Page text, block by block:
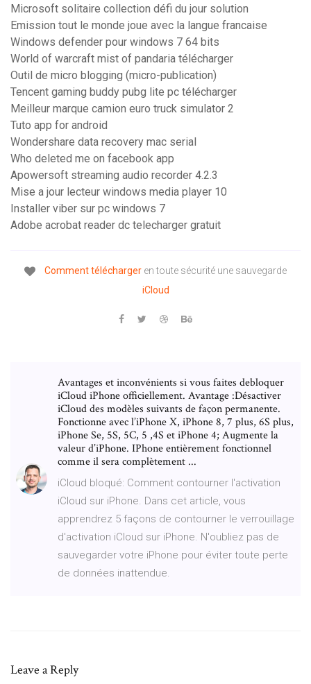
Microsoft solitaire collection défi du jour solution
Emission tout le monde joue avec la langue francaise
Windows defender pour windows 7 64 bits
World of warcraft mist of pandaria télécharger
Outil de micro blogging (micro-publication)
Tencent gaming buddy pubg lite pc télécharger
Meilleur marque camion euro truck simulator 2
Tuto app for android
Wondershare data recovery mac serial
Who deleted me on facebook app
Apowersoft streaming audio recorder 4.2.3
Mise a jour lecteur windows media player 10
Installer viber sur pc windows 7
Adobe acrobat reader dc telecharger gratuit
Commenttélécharger en toute sécurité une sauvegarde
iCloud
Avantages et inconvénients si vous faites debloquer
iCloud iPhone officiellement. Avantage :Désactiver
iCloud des modèles suivants de façon permanente.
Fonctionne avec l’iPhone X, iPhone 8, 7 plus, 6S plus,
iPhone Se, 5S, 5C, 5 ,4S et iPhone 4; Augmente la
valeur d’iPhone. IPhone entièrement fonctionnel
comme il sera complètement ...
iCloud bloqué: Comment contourner l'activation
iCloud sur iPhone. Dans cet article, vous
apprendrez 5 façons de contourner le verrouillage
d'activation iCloud sur iPhone. N'oubliez pas de
sauvegarder votre iPhone pour éviter toute perte
de données inattendue.
Leave a Reply